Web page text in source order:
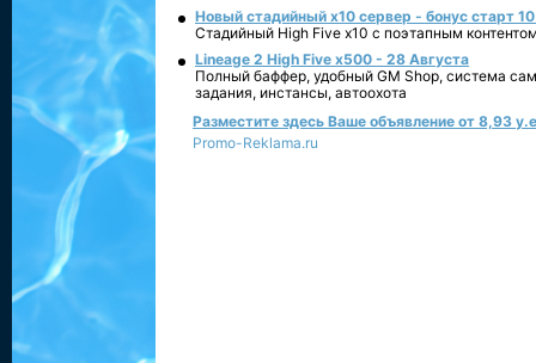
Новый стадийный х10 сервер - бонус старт
Стадийный High Five x10 с поэтапным
Lineage 2 High Five x500 - 28 Августа
Полный баффер, удобный GM Shop, система
задания, инстансы, автоохота
Разместите здесь Ваше объявление от 8,93
Promo-Reklama.ru